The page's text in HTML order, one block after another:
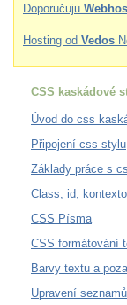
Doporučuju
Hosting od Vedos
CSS kaskádové
Úvod do css
Připojení css stylu
Základy práce s
Class, id,
CSS Písma
CSS formátování
Barvy textu a
Upravení